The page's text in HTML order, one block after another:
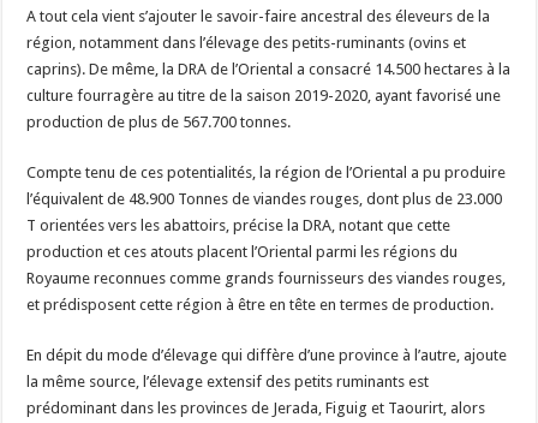
A tout cela vient s’ajouter le savoir-faire ancestral des éleveurs de la
région, notamment dans l’élevage des petits-ruminants (ovins et
caprins). De même, la DRA de l’Oriental a consacré 14.500 hectares à la
culture fourragère au titre de la saison 2019-2020, ayant favorisé une
production de plus de 567.700 tonnes.
Compte tenu de ces potentialités, la région de l’Oriental a pu produire
l’équivalent de 48.900 Tonnes de viandes rouges, dont plus de 23.000
T orientées vers les abattoirs, précise la DRA, notant que cette
production et ces atouts placent l’Oriental parmi les régions du
Royaume reconnues comme grands fournisseurs des viandes rouges,
et prédisposent cette région à être en tête en termes de production.
En dépit du mode d’élevage qui diffère d’une province à l’autre, ajoute
la même source, l’élevage extensif des petits ruminants est
prédominant dans les provinces de Jerada, Figuig et Taourirt, alors